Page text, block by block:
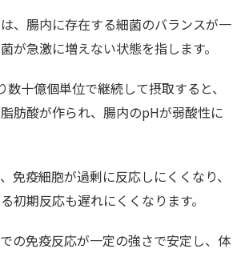
、腸内に存在する細菌のバランスが一
が急激に増えない状態を指します。
十億個単位で継続して摂取すると、
肪酸が作られ、腸内のpHが弱酸性に
免疫細胞が過剰に反応しにくくなり、
初期反応も遅れにくくなります。
の免疫反応が一定の強さで安定し、体